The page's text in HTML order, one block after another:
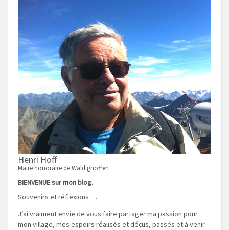
Henri Hoff
Maire honoraire de Waldighoffen
BIENVENUE sur mon blog.
Souvenirs et réflexions …
J’ai vraiment envie de vous faire partager ma passion pour
mon village, mes espoirs réalisés et déçus, passés et à venir.